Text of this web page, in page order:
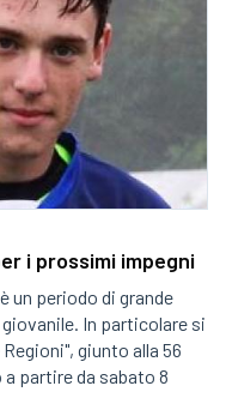
i prossimi impegni
un periodo di grande
In particolare si
giunto alla 56
partire da sabato 8